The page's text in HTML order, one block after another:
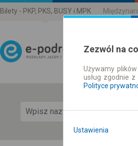
Bilety - PKP, PKS, BUSY i MPK
Zezwól na
Używamy
usług zgodnie
Polityce
Ustawienia